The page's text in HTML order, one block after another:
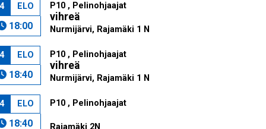
ELO
18:00
P10 , Pelinohjaajat
vihreä
Nurmijärvi, Rajamäki 1 N
ELO
18:40
P10 , Pelinohjaajat
vihreä
Nurmijärvi, Rajamäki 1 N
ELO
18:40
P10 , Pelinohjaajat
Rajamäki 2N